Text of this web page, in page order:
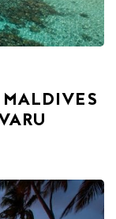
MALDIVES